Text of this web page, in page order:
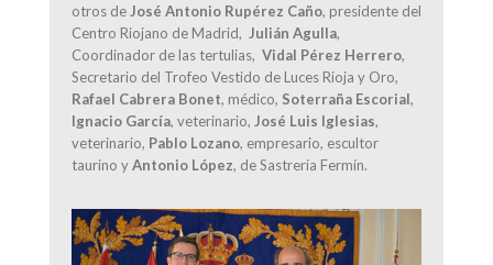
otros de José Antonio Rupérez Caño, presidente del
Centro Riojano de Madrid, Julián Agulla,
Coordinador de las tertulias, Vidal Pérez Herrero,
Secretario del Trofeo Vestido de Luces Rioja y Oro,
Rafael Cabrera Bonet, médico, Soterraña Escorial,
Ignacio García, veterinario, José Luis Iglesias,
veterinario, Pablo Lozano, empresario, escultor
taurino yAntonio López, de Sastrería Fermín.